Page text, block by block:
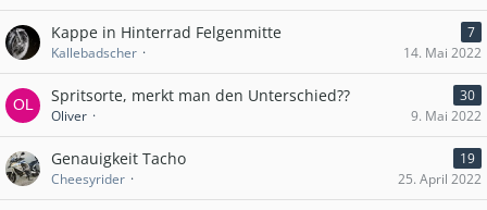
Kappe in Hinterrad Felgenmitte
7
Kallebadscher
14. Mai 2022
Spritsorte, merkt man den Unterschied??
30
Oliver
9. Mai 2022
Genauigkeit Tacho
19
Cheesyrider
25. April 2022